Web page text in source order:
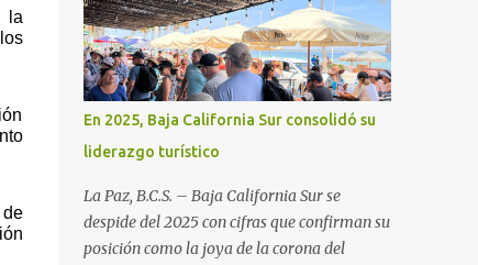
la
En 2025, Baja California Sur consolidó su
liderazgo turístico
La Paz, B.C.S. – Baja California Sur se
despide del 2025 con cifras que confirman su
posición como la joya de la corona del